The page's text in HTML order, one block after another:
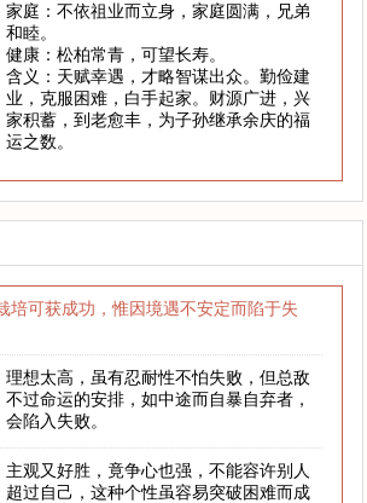
家庭：不依祖业而立身，家庭圆满，兄弟
和睦。
健康：松柏常青，可望长寿。
含义：天赋幸遇，才略智谋出众。勤俭建
业，克服困难，白手起家。财源广进，兴
家积蓄，到老愈丰，为子孙继承余庆的福
运之数。
培可获成功，惟因境遇不安定而陷于失
理想太高，虽有忍耐性不怕失败，但总敌
不过命运的安排，如中途而自暴自弃者，
会陷入失败。
主观又好胜，竟争心也强，不能容许别人
超过自己，这种个性虽容易突破困难而成